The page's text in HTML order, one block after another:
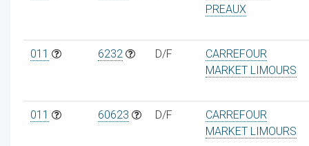
PREAUX
011 6232 D/F
CARREFOUR
MARKET LIMOURS
011 60623 D/F
CARREFOUR
MARKET LIMOURS